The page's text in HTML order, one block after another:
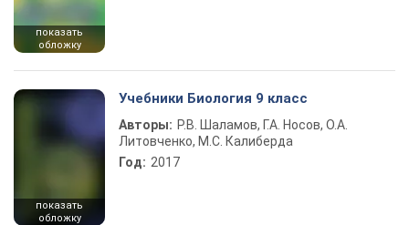
показать
обложку
показать
обложку
Учебники Биология 9 класс
Авторы: Р.В. Шаламов, Г.А. Носов, О.А.
Литовченко, М.С. Калиберда
Год: 2017